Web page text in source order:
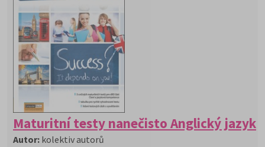
Maturitní testy nanečisto Anglický jazyk
Autor: kolektiv autorů